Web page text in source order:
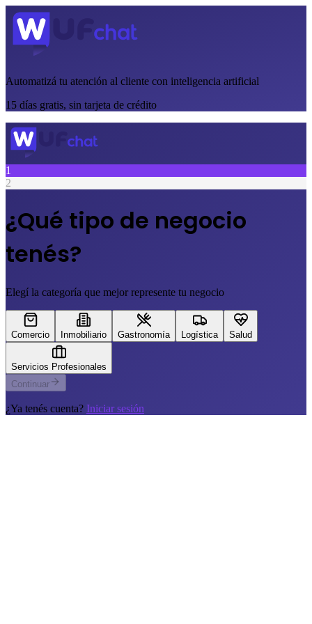
Automatizá tu atención al cliente con inteligencia artificial
15 días gratis, sin tarjeta de crédito
1
2
¿Qué tipo de negocio
tenés?
Elegí la categoría que mejor represente tu negocio
Comercio Inmobiliario Gastronomía Logística Salud
Servicios Profesionales
Continuar
¿Ya tenés cuenta? Iniciar sesión